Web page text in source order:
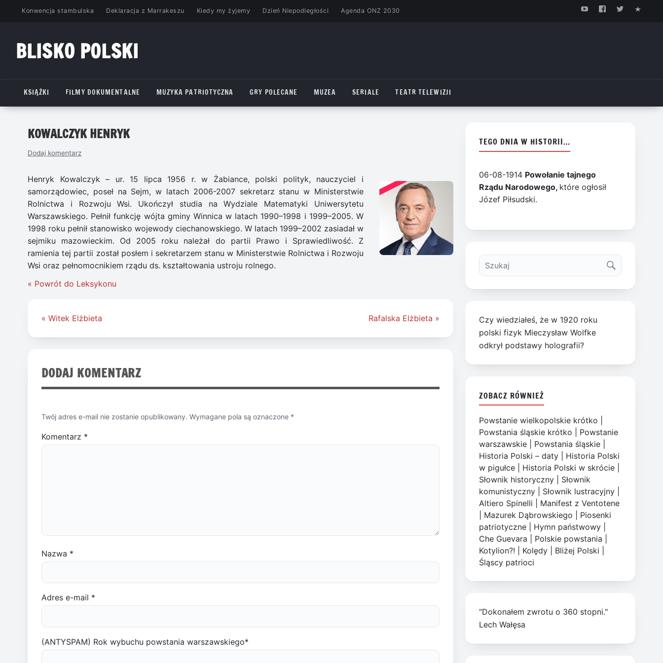
PrzejdźKonwencja stambulska Deklaracja z Marrakeszu Kiedy my żyjemy Dzień Niepodległości Agenda ONZ 2030
BLISKO POLSKI
KSIĄŻKI
FILMY DOKUMENTALNE MUZYKA PATRIOTYCZNA GRY POLECANE MUZEA SERIALE TEATR TELEWIZJI
KOWALCZYK HENRYK
Dodaj komentarz
Henryk Kowalczyk – ur. 15 lipca 1956 r. w Żabiance, polski polityk, nauczyciel i
samorządowiec, poseł na Sejm, w latach 2006-2007 sekretarz stanu w Ministerstwie
Rolnictwa i Rozwoju Wsi. Ukończył studia na Wydziale Matematyki Uniwersytetu
Warszawskiego. Pełnił funkcję wójta gminy Winnica w latach 1990–1998 i 1999–2005. W
1998 roku pełnił stanowisko wojewody ciechanowskiego. W latach 1999–2002 zasiadał w
sejmiku mazowieckim. Od 2005 roku należał do partii Prawo i Sprawiedliwość. Z
ramienia tej partii został posłem i sekretarzem stanu w Ministerstwie Rolnictwa i Rozwoju
Wsi oraz pełnomocnikiem rządu ds. kształtowania ustroju rolnego.
« Powrót do Leksykonu
Nawigacja
« Witek Elżbieta Rafalska Elżbieta »
DODAJ KOMENTARZ
Twój adres e-mail nie zostanie opublikowany. Wymagane pola są oznaczone *
Komentarz *
Nazwa *
Adres e-mail *
(ANTYSPAM) Rok wybuchu powstania warszawskiego*
TEGO DNIA W HISTORII…
06-08-1914 Powołanie tajnego
Rządu Narodowego, które ogłosił
Józef Piłsudski.
Czy wiedziałeś, że w 1920 roku
polski fizyk Mieczysław Wolfke
odkrył podstawy holografii?
ZOBACZ RÓWNIEŻ
Powstanie wielkopolskie krótko
Powstania śląskie krótko
Powstanie
warszawskie
Powstania śląskie
Historia Polski – daty
Historia Polski
w pigułce
Historia Polski w skrócie
Słownik historyczny
Słownik
komunistyczny
Słownik lustracyjny
Altiero Spinelli
Manifest z Ventotene
Mazurek Dąbrowskiego
Piosenki
patriotyczne
Hymn państwowy
Che Guevara
Polskie powstania
Kotylion?!
Kolędy Bliżej Polski
Śląscy patrioci
"Dokonałem zwrotu o 360 stopni."
Lech Wałęsa